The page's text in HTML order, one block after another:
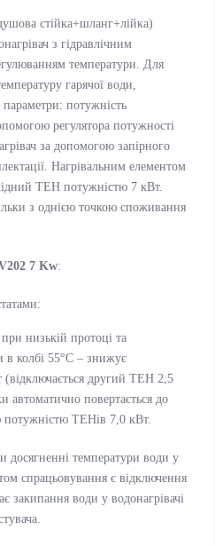
стійка+шланг+лійка)
з гідравлічним
температури. Для
гарячої води,
параметри: потужність
регулятора потужності
за допомогою запірного
Нагрівальним елементом
ТЕН потужністю 7 кВт.
з однією точкою споживання
7 Kw:
низькій протоці та
в колбі 55°С – знижує
другий ТЕН 2,5
автоматично повертається до
потужністю ТЕНів 7,0 кВт.
досягненні температури води у
спрацьовування є відключення
води у водонагрівачі